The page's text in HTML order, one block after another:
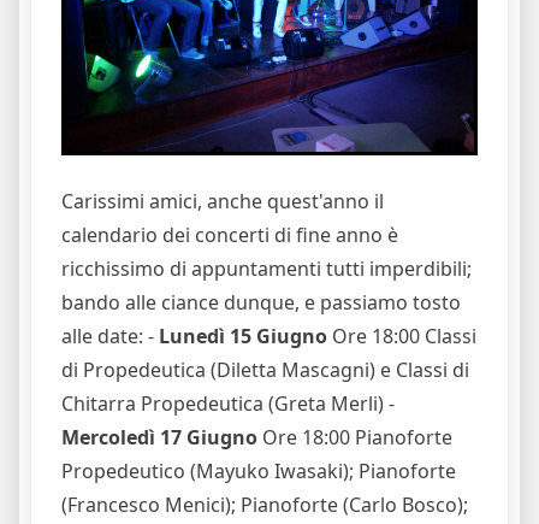
Carissimi amici, anche quest'anno il
calendario dei concerti di fine anno è
ricchissimo di appuntamenti tutti imperdibili;
bando alle ciance dunque, e passiamo tosto
alle date: - Lunedì 15 Giugno Ore 18:00 Classi
di Propedeutica (Diletta Mascagni) e Classi di
Chitarra Propedeutica (Greta Merli) -
Mercoledì 17 Giugno Ore 18:00 Pianoforte
Propedeutico (Mayuko Iwasaki); Pianoforte
(Francesco Menici); Pianoforte (Carlo Bosco);